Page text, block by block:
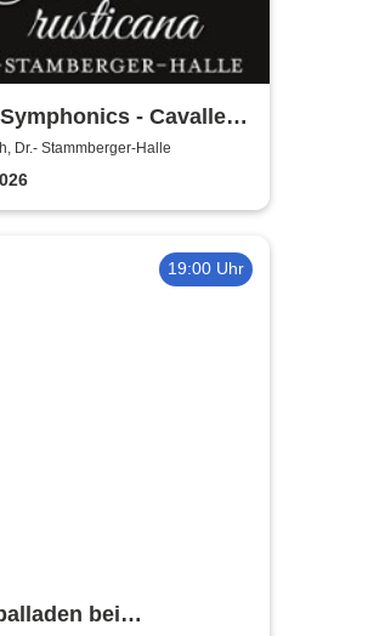
- Cavalleria
| Ljubka Biagioni
Dr.- Stammberger-Halle
19:00 Uhr
bei